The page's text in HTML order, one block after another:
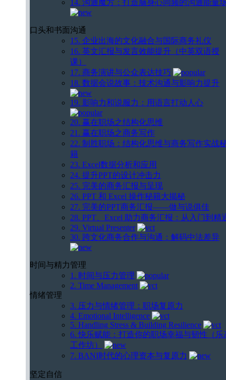
14. 沟通魔方：打造脑身心同频的沟通能量
口头和书面沟通
15. 企业出海的文化融合与国际商务礼仪
16. 英文汇报与发言效能提升（中英双语授
课）
17. 商务演讲与公众表达技巧
18. 数据会说故事：技术沟通与影响力提升
19. 影响力和说服力：用语言打动人心
20. 赢在职场之结构化思维
21. 赢在职场之商务写作
22. 制胜职场：结构化思维与商务写作实战
籍
23. Excel数据分析和应用
24. 提升PPT的设计冲击力
25. 完美的商务汇报与呈现
26. PPT 和 Excel 操作秘籍大揭秘
27. 完美的PPT商务汇报——做与说俱佳
28. PPT、Excel 助力商务汇报：从入门到精
29. Virtual Presenter
30. 跨文化商务合作与沟通：解码中法差异
时间与精力管理
1. 时间与压力管理
2. Time Management
情绪管理
3. 压力与情绪管理：职场复原力
4. Emotional Intelligence
5. Handling Stress & Building Resilience
6. 快乐赋能：打造你的职场幸福与韧性（乐
工作坊）
7. BANI时代的心理资本与复原力
坚定自信